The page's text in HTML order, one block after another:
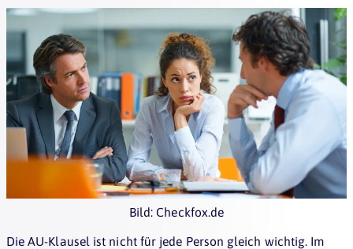
Bild: Checkfox.de
Die AU-Klausel ist nicht für jede Person gleich wichtig. Im